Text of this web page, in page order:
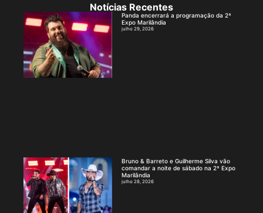
Notícias Recentes
Panda encerrará a programação da 2ª
Expo Marilândia
julho 29, 2026
Bruno & Barreto e Guilherme Silva vão
comandar a noite de sábado na 2ª Expo
Marilândia
julho 28, 2026